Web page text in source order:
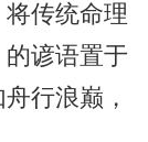
传统命理
谚语置于
行浪巅，